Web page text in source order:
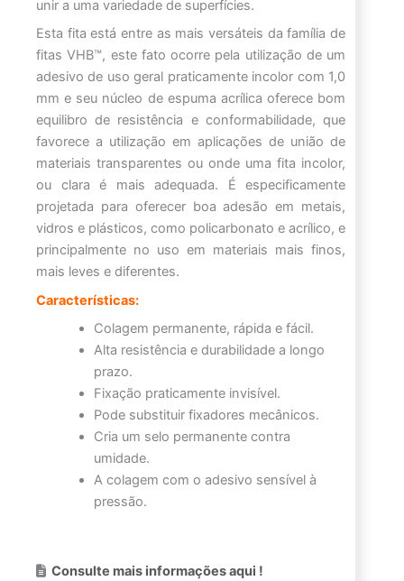
unir a uma variedade de superfícies.
Esta fita está entre as mais versáteis da família de
fitas VHB™, este fato ocorre pela utilização de um
adesivo de uso geral praticamente incolor com 1,0
mm e seu núcleo de espuma acrílica oferece bom
equilibro de resistência e conformabilidade, que
favorece a utilização em aplicações de união de
materiais transparentes ou onde uma fita incolor,
ou clara é mais adequada. É especificamente
projetada para oferecer boa adesão em metais,
vidros e plásticos, como policarbonato e acrílico, e
principalmente no uso em materiais mais finos,
mais leves e diferentes.
Características:
Colagem permanente, rápida e fácil.
Alta resistência e durabilidade a longo
prazo.
Fixação praticamente invisível.
Pode substituir fixadores mecânicos.
Cria um selo permanente contra
umidade.
A colagem com o adesivo sensível à
pressão.
Consulte mais informações aqui !